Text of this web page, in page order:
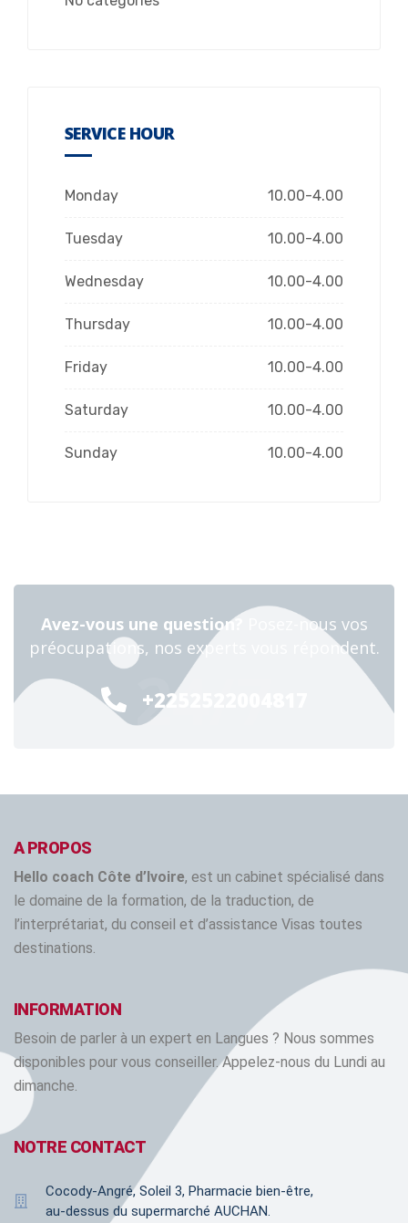
SERVICE HOUR
Monday 10.00-4.00
Tuesday 10.00-4.00
Wednesday 10.00-4.00
Thursday 10.00-4.00
Friday 10.00-4.00
Saturday 10.00-4.00
Sunday 10.00-4.00
Avez-vous une question?
Posez-nous vos
préocupations, nos experts vous répondent.
+2252522004817
24/7
A PROPOS
Hello coach Côte d’Ivoire, est un cabinet spécialisé dans
le domaine de la formation, de la traduction, de
l’interprétariat, du conseil et d’assistance Visas toutes
destinations.
INFORMATION
Besoin de parler à un expert en Langues ? Nous sommes
disponibles pour vous conseiller. Appelez-nous du Lundi au
dimanche.
NOTRE CONTACT
Cocody-Angré, Soleil 3, Pharmacie bien-être,
au-dessus du supermarché AUCHAN.